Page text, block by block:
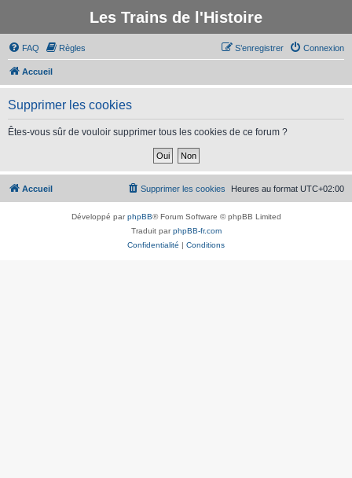
Les Trains de l'Histoire
FAQ Règles Connexion
S’enregistrer
Accueil
Supprimer les cookies
Êtes-vous sûr de vouloir supprimer tous les cookies de ce forum ?
Accueil Heures au format UTC+02:00
Supprimer les cookies
Développé parphpBB® Forum Software © phpBB Limited
Traduit parphpBB-fr.com
Confidentialité | Conditions